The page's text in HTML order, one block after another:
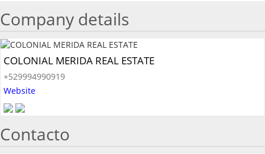
Company details
COLONIAL MERIDA REAL ESTATE
+529994990919
Website
Contacto